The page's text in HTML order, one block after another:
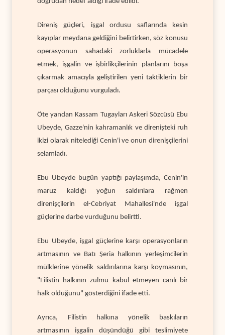
Direniş güçleri, işgal ordusu saflarında kesin
kayıplar meydana geldiğini belirtirken, söz konusu
operasyonun sahadaki zorluklarla mücadele
etmek, işgalin ve işbirlikçilerinin planlarını boşa
çıkarmak amacıyla geliştirilen yeni taktiklerin bir
parçası olduğunu vurguladı.
Öte yandan Kassam Tugayları Askeri Sözcüsü Ebu
Ubeyde, Gazze'nin kahramanlık ve direnişteki ruh
ikizi olarak nitelediği Cenin'i ve onun direnişçilerini
selamladı.
Ebu Ubeyde bugün yaptığı paylaşımda, Cenin'in
maruz kaldığı yoğun saldırılara rağmen
direnişçilerin el-Cebriyat Mahallesi'nde işgal
güçlerine darbe vurduğunu belirtti.
Ebu Ubeyde, işgal güçlerine karşı operasyonların
artmasının ve Batı Şeria halkının yerleşimcilerin
mülklerine yönelik saldırılarına karşı koymasının,
"Filistin halkının zulmü kabul etmeyen canlı bir
halk olduğunu" gösterdiğini ifade etti.
Ayrıca, Filistin halkına yönelik baskıların
artmasının işgalin düşündüğü gibi teslimiyete